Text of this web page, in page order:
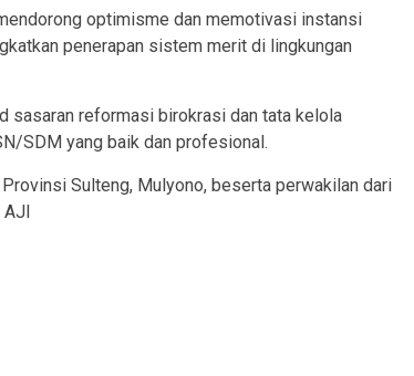
optimisme dan memotivasi instansi
penerapan sistem merit di lingkungan
sasaran reformasi birokrasi dan tata kelola
SDM yang baik dan profesional.
Sulteng, Mulyono, beserta perwakilan dari
AJI